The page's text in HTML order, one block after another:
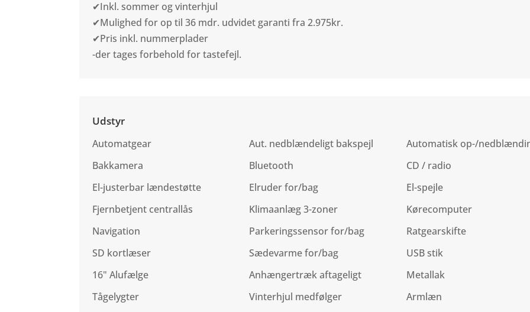
✔Inkl. sommer og vinterhjul
✔Mulighed for op til 36 mdr. udvidet garanti fra 2.975kr.
✔Pris inkl. nummerplader
-der tages forbehold for tastefejl.
Udstyr
Automatgear Aut. nedblændeligt bakspejl Automatisk op-/
Bakkamera
Bluetooth CD / radio
El-justerbar lændestøtte
Elruder for/bag El-spejle
Fjernbetjent centrallås
Klimaanlæg 3-zoner Kørecomputer
Navigation
Parkeringssensor for/bag Ratgearskifte
SD kortlæser
Sædevarme for/bag USB stik
16" Alufælge
Anhængertræk aftageligt Metallak
Tågelygter
Vinterhjul medfølger Armlæn